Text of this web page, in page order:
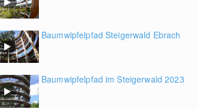
Baumwipfelpfad Steigerwald Ebrach
Baumwipfelpfad im Steigerwald 2023